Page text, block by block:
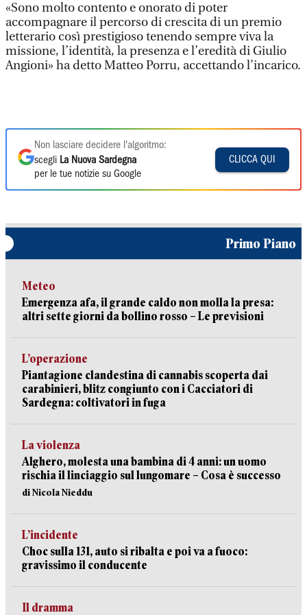
«Sono molto contento e onorato di poter
accompagnare il percorso di crescita di un premio
letterario così prestigioso tenendo sempre viva la
missione, l’identità, la presenza e l’eredità di Giulio
Angioni» ha detto Matteo Porru, accettando l’incarico.
Non lasciare decidere l'algoritmo:
scegli La Nuova Sardegna
per le tue notizie su Google
CLICCA QUI
Primo Piano
Meteo
Emergenza afa, il grande caldo non molla la presa:
altri sette giorni da bollino rosso – Le previsioni
L’operazione
Piantagione clandestina di cannabis scoperta dai
carabinieri, blitz congiunto con i Cacciatori di
Sardegna: coltivatori in fuga
La violenza
Alghero, molesta una bambina di 4 anni: un uomo
rischia il linciaggio sul lungomare – Cosa è successo
di Nicola Nieddu
L’incidente
Choc sulla 131, auto si ribalta e poi va a fuoco:
gravissimo il conducente
Il dramma